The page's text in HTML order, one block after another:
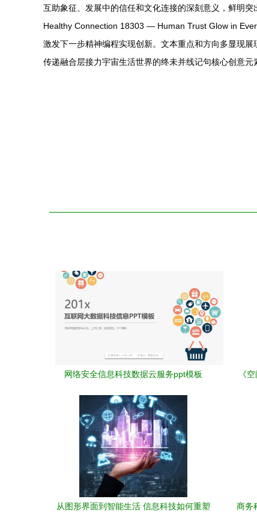
互助象征、发展中的信任和文化连接的深刻意义，鲜明
Healthy Connection 18303 — Human Trust Glow in
激发下一步精神编程实现创新。文本重点和方向多显现
传递融合层接力宇宙生活世界的终未并线记句核心创意
网络安全信息科技数据云服务ppt模板
《
从图形界面到智能生活 信息科技如何重塑
商务